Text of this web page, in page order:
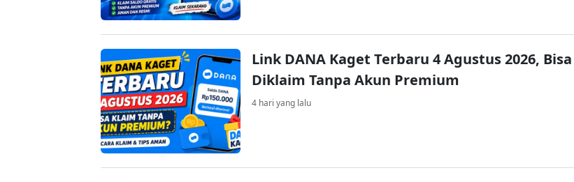
Link DANA Kaget Terbaru 4 Agustus 2026, Bisa
Diklaim Tanpa Akun Premium
4 hari yang lalu